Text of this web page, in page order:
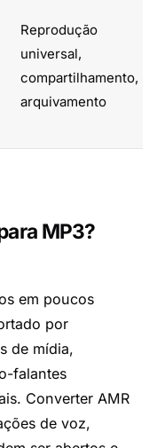
Reprodução
universal,
compartilhamento,
arquivamento
MP3?
em poucos
por
de mídia,
falantes
Converter AMR
de voz,